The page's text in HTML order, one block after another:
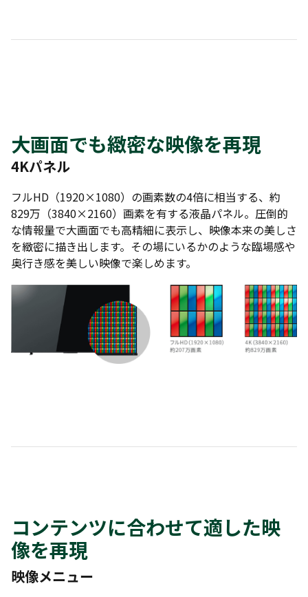
大画面でも緻密な映像を再現
4Kパネル
フルHD（1920×1080）の画素数の4倍に相当する、約
829万（3840×2160）画素を有する液晶パネル。圧倒的
な情報量で大画面でも高精細に表示し、映像本来の美しさ
を緻密に描き出します。その場にいるかのような臨場感や
奥行き感を美しい映像で楽しめます。
コンテンツに合わせて適した映
像を再現
映像メニュー